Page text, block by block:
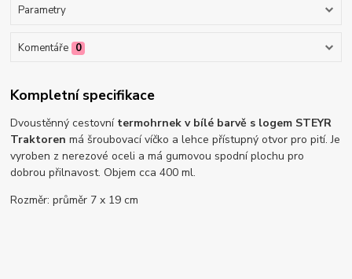
Parametry
Komentáře 0
Kompletní specifikace
Dvoustěnný cestovní termohrnek v bílé barvě s logem STEYR
Traktoren má šroubovací víčko a lehce přístupný otvor pro pití. Je
vyroben z nerezové oceli a má gumovou spodní plochu pro
dobrou přilnavost. Objem cca 400 ml.
Rozměr: průměr 7 x 19 cm